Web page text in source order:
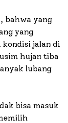
bahwa yang
yang
kondisi jalan di
hujan tiba
lubang
bisa masuk